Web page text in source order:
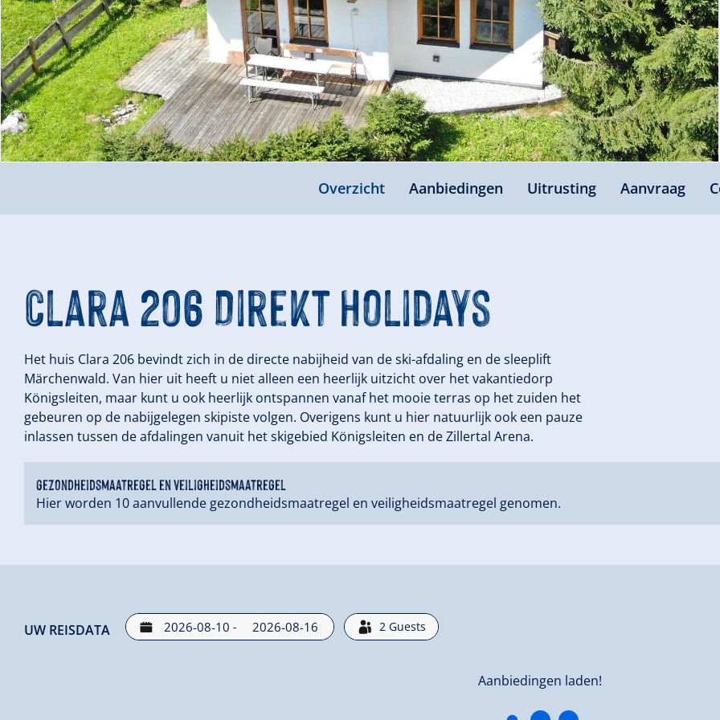
Overzicht Aanbiedingen Uitrusting Aanvraag
Clara 206 Direkt Holidays
Het huis Clara 206 bevindt zich in de directe nabijheid van de ski-afdaling en de sleeplift
Märchenwald. Van hier uit heeft u niet alleen een heerlijk uitzicht over het vakantiedorp
Königsleiten, maar kunt u ook heerlijk ontspannen vanaf het mooie terras op het zuiden het
gebeuren op de nabijgelegen skipiste volgen. Overigens kunt u hier natuurlijk ook een pauze
inlassen tussen de afdalingen vanuit het skigebied Königsleiten en de Zillertal Arena.
gezondheidsmaatregel en veiligheidsmaatregel
Hier worden 10 aanvullende gezondheidsmaatregel en veiligheidsmaatregel genomen.
UW REISDATA - 2 Guests
Aanbiedingen laden!